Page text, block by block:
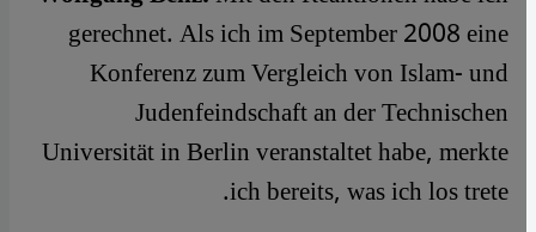
gerechnet. Als ich im September 2008 eine
Konferenz zum Vergleich von Islam- und
Judenfeindschaft an der Technischen
Universität in Berlin veranstaltet habe, merkte
ich bereits, was ich los trete.